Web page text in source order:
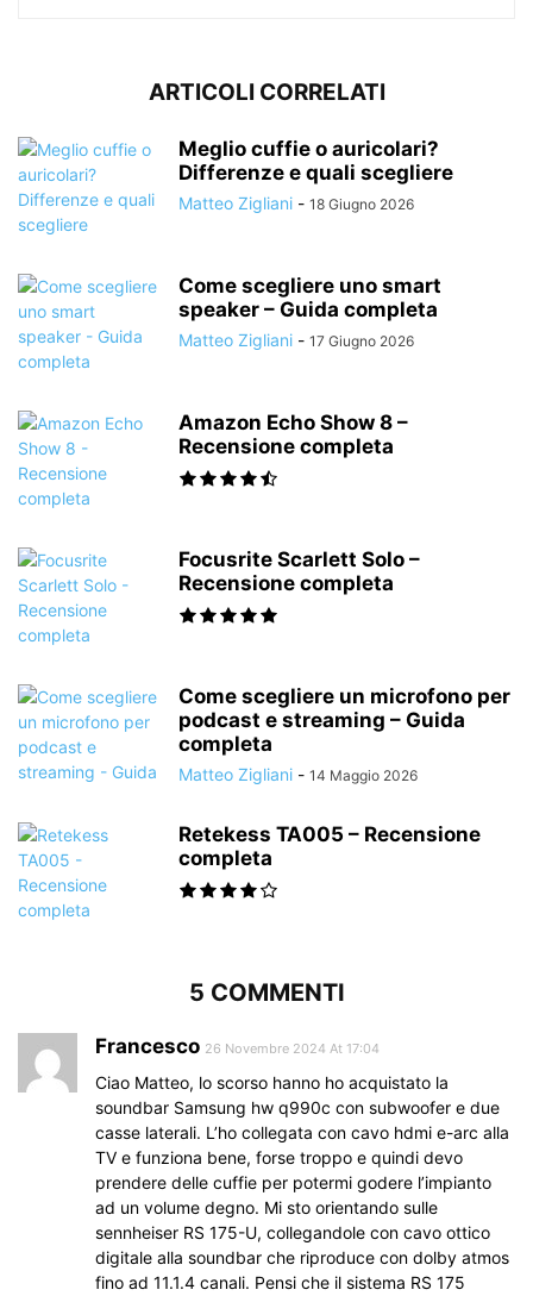
ARTICOLI CORRELATI
Meglio cuffie o auricolari?
Differenze e quali scegliere
Matteo Zigliani - 18 Giugno 2026
Come scegliere uno smart
speaker – Guida completa
Matteo Zigliani - 17 Giugno 2026
Amazon Echo Show 8 –
Recensione completa
Focusrite Scarlett Solo –
Recensione completa
Come scegliere un microfono per
podcast e streaming – Guida
completa
Matteo Zigliani - 14 Maggio 2026
Retekess TA005 – Recensione
completa
5 COMMENTI
Francesco 26 Novembre 2024 At 17:04
Ciao Matteo, lo scorso hanno ho acquistato la
soundbar Samsung hw q990c con subwoofer e due
casse laterali. L’ho collegata con cavo hdmi e-arc alla
TV e funziona bene, forse troppo e quindi devo
prendere delle cuffie per potermi godere l’impianto
ad un volume degno. Mi sto orientando sulle
sennheiser RS 175-U, collegandole con cavo ottico
digitale alla soundbar che riproduce con dolby atmos
fino ad 11.1.4 canali. Pensi che il sistema RS 175